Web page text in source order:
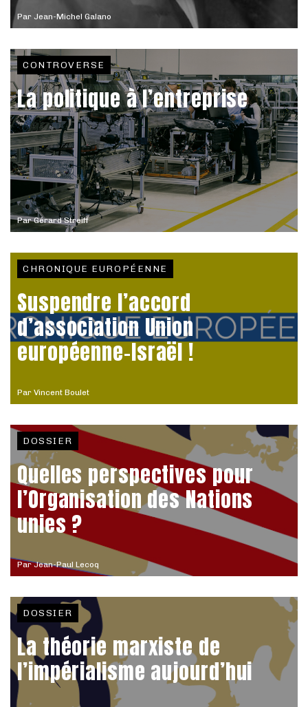
Par Jean-Michel Galano
ParGérard Streiff
CONTROVERSE
La politique à l’entreprise
Par Vincent Boulet
CHRONIQUE EUROPÉENNE
Suspendre l’accord
d’association Union
européenne-Israël !
ParJean-Paul Lecoq
DOSSIER
Quelles perspectives pour
l’Organisation des Nations
unies ?
DOSSIER
La théorie marxiste de
l’impérialisme aujourd’hui